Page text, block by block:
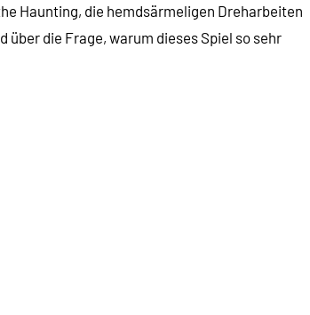
Haunting, die hemdsärmeligen Dreharbeiten
über die Frage, warum dieses Spiel so sehr